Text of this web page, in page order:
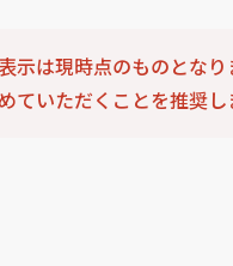
示は現時点のものとな
ていただくことを推奨し